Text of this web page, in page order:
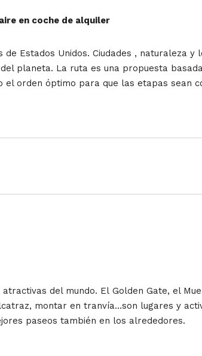
en coche de alquiler
Estados Unidos. Ciudades , naturaleza y
planeta. La ruta es una propuesta
orden óptimo para que las etapas sean
del mundo. El Golden Gate, el
montar en tranvía…son lugares y
paseos también en los alrededores.